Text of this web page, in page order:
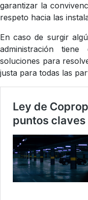
garantizar la
respeto hacia las
En caso de surgir
administración
soluciones para
justa para todas las